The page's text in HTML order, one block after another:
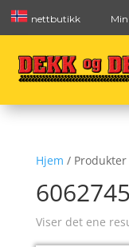
nettbutikk
Hjem / Produkter
Viser det ene